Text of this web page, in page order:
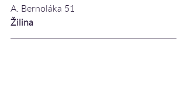
A. Bernoláka 51
Žilina